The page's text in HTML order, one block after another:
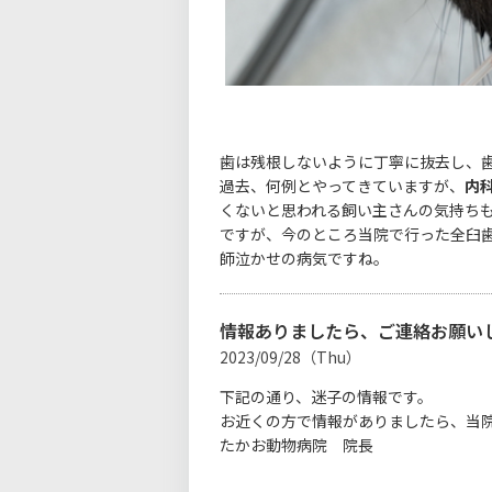
歯は残根しないように丁寧に抜去し、
過去、何例とやってきていますが、 内
くないと思われる飼い主さんの気持
ですが、今のところ当院で行った全臼
師泣かせの病気ですね。
情報ありましたら、ご連絡お願い
2023/09/28（Thu）
下記の通り、迷子の情報です。
お近くの方で情報がありましたら、当
たかお動物病院 院長